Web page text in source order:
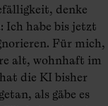
denke
Ich habe bis jetzt
Für mich,
alt, wohnhaft im
die KI bisher
als gäbe es